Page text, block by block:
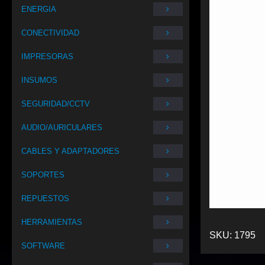
ENERGIA
CONECTIVIDAD
IMPRESORAS
INSUMOS
SEGURIDAD/CCTV
AUDIO/AURICULARES
CABLES Y ADAPTADORES
SOPORTES
REPUESTOS
HERRAMIENTAS
SOFTWARE
SKU: 1795